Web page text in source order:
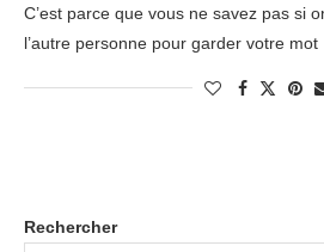
C’est parce que vous ne savez pas si
l’autre personne pour garder votre mot
Rechercher